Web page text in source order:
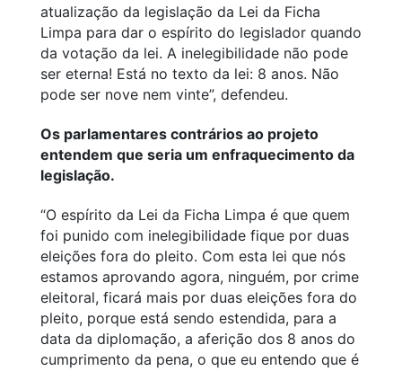
atualização da legislação da Lei da Ficha
Limpa para dar o espírito do legislador quando
da votação da lei. A inelegibilidade não pode
ser eterna! Está no texto da lei: 8 anos. Não
pode ser nove nem vinte”, defendeu.
Os parlamentares contrários ao projeto
entendem que seria um enfraquecimento da
legislação.
“O espírito da Lei da Ficha Limpa é que quem
foi punido com inelegibilidade fique por duas
eleições fora do pleito. Com esta lei que nós
estamos aprovando agora, ninguém, por crime
eleitoral, ficará mais por duas eleições fora do
pleito, porque está sendo estendida, para a
data da diplomação, a aferição dos 8 anos do
cumprimento da pena, o que eu entendo que é